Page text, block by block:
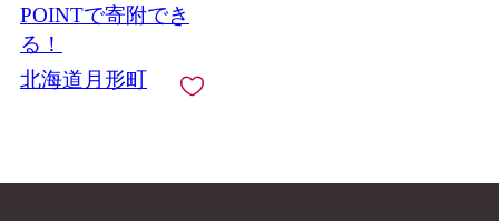
短配送 特A 北海道産
北海道米
POINTで寄附でき
る！
北海道月形町